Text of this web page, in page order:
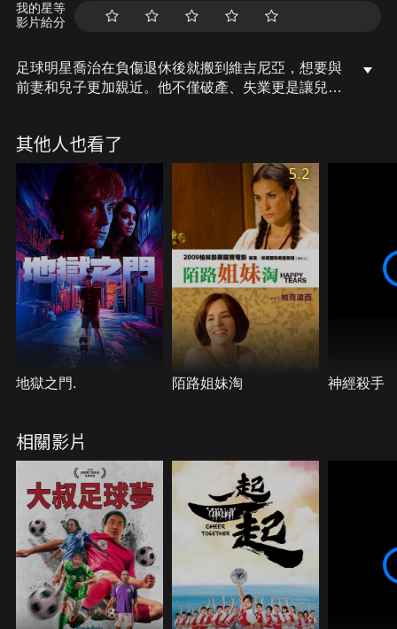
我的星等
影片給分
足球明星喬治在負傷退休後就搬到維吉尼亞，想要與
前妻和兒子更加親近。他不僅破產、失業更是讓兒子
到其他小足球員媽媽們的青睞，卻因此鬧出了緋聞。
並讓兒子和大家更加失望，他該如何挽回一切，重拾
大家的信賴，為挫敗的人生贏得漂亮的逆轉呢？
其他人也看了
地獄之門.
5.2
陌路姐妹淘 神經殺手
相關影片